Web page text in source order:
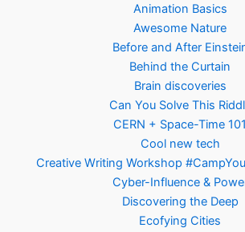
Animation Basics
Awesome Nature
Before and After
Behind the Curtain
Brain discoveries
Can You Solve This
CERN + Space-Time 101
Cool new tech
Creative Writing Workshop
Cyber-Influence &
Discovering the Deep
Ecofying Cities